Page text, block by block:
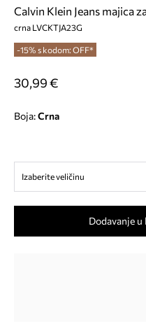
Calvin Klein Jeans majica
crna LVCKTJA23G
-15% s kodom: OFF*
30,99 €
Boja: crna
Izaberite veličinu
Dodavanje u